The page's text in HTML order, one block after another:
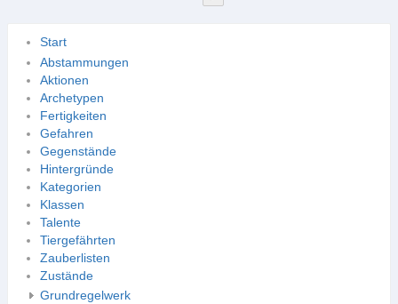
Start
Abstammungen
Aktionen
Archetypen
Fertigkeiten
Gefahren
Gegenstände
Hintergründe
Kategorien
Klassen
Talente
Tiergefährten
Zauberlisten
Zustände
Grundregelwerk